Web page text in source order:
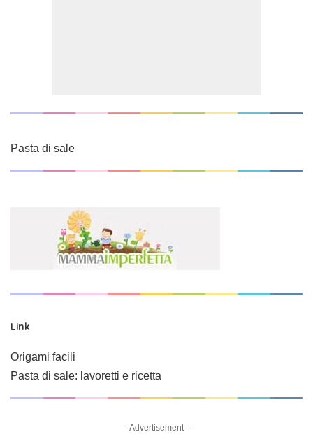
Pasta di sale
Link
Origami facili
Pasta di sale: lavoretti e ricetta
– Advertisement –